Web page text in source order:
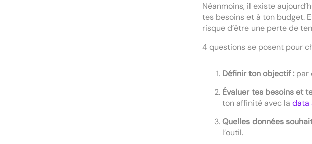
Néanmoins, il existe
tes besoins et à ton budget.
risque d’être une perte de
4 questions se posent pour
Définir ton objectif : par
Évaluer tes besoins et
ton affinité avec ladata
Quelles données
l’outil.